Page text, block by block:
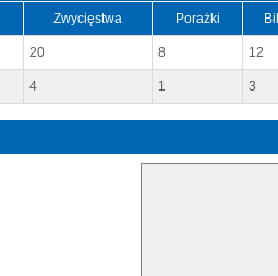
Zwycięstwa Porażki
20 8 12
4 1 3